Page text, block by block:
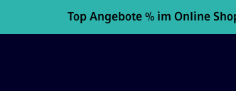
Top Angebote % im Online